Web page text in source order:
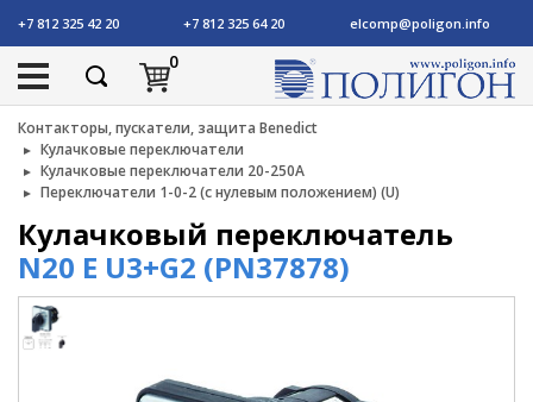
+7 812 325 42 20 +7 812 325 64 20 elcomp@poligon.info
0
Контакторы, пускатели, защита Benedict
Кулачковые переключатели
Кулачковые переключатели 20-250А
Переключатели 1-0-2 (с нулевым положением) (U)
Кулачковый переключатель
N20 E U3+G2 (PN37878)